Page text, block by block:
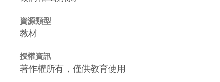
資源類型
教材
授權資訊
著作權所有，僅供教育使用